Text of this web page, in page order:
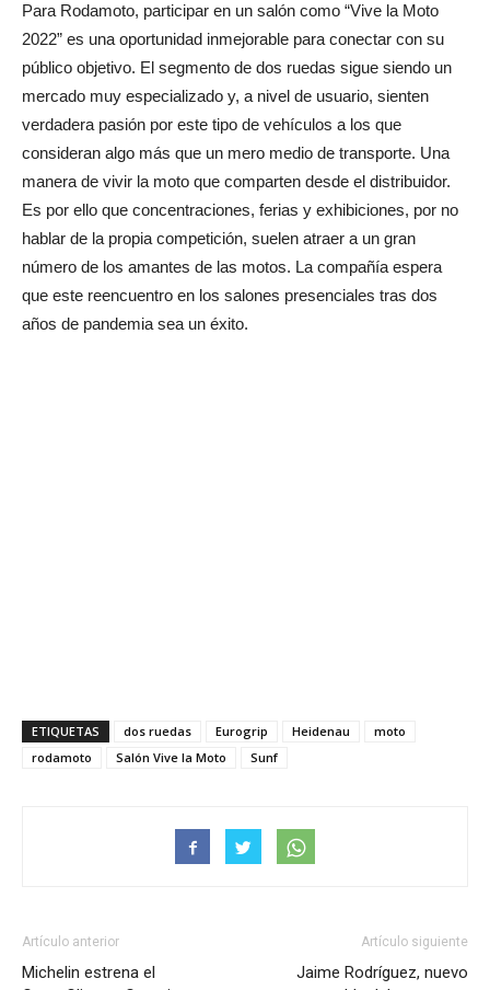
Para Rodamoto, participar en un salón como “Vive la Moto
2022” es una oportunidad inmejorable para conectar con su
público objetivo. El segmento de dos ruedas sigue siendo un
mercado muy especializado y, a nivel de usuario, sienten
verdadera pasión por este tipo de vehículos a los que
consideran algo más que un mero medio de transporte. Una
manera de vivir la moto que comparten desde el distribuidor.
Es por ello que concentraciones, ferias y exhibiciones, por no
hablar de la propia competición, suelen atraer a un gran
número de los amantes de las motos. La compañía espera
que este reencuentro en los salones presenciales tras dos
años de pandemia sea un éxito.
ETIQUETAS dos ruedas Eurogrip Heidenau
moto
rodamoto
Salón Vive la Moto Sunf
Artículo anterior
Michelin estrena el
Artículo siguiente
Jaime Rodríguez, nuevo